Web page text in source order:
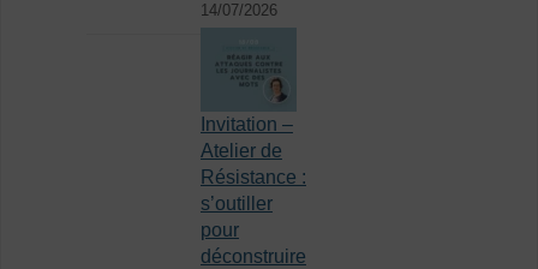
14/07/2026
Invitation –
Atelier de
Résistance :
s’outiller
pour
déconstruire